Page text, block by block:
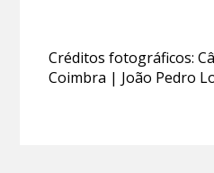
Créditos fotográficos:
Coimbra | João Pedro